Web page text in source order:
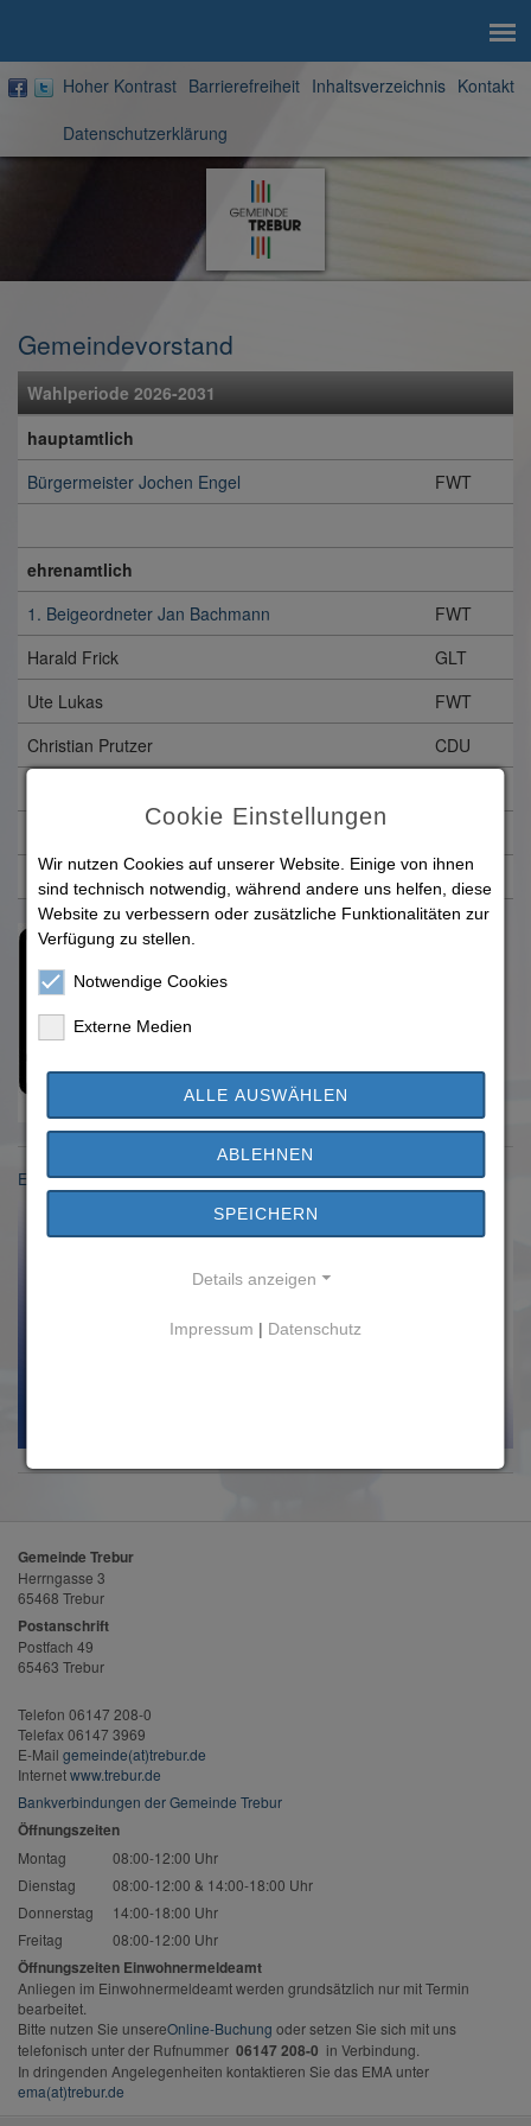
Hoher Kontrast Barrierefreiheit Inhaltsverzeichnis Kontakt
Datenschutzerklärung
Zur
Startseite
Gemeindevorstand
Wahlperiode 2026-2031
hauptamtlich
Bürgermeister Jochen Engel
FWT
ehrenamtlich
1. Beigeordneter Jan Bachmann
FWT
Harald Frick
GLT
Ute Lukas
FWT
Christian Prutzer
CDU
Claudia Zorbach-Lammert
FWT
Einwohnermeldeamt
Gemeinde Trebur
Herrngasse 3
65468 Trebur
Postanschrift
Postfach 49
65463 Trebur
Telefon 06147 208-0
Telefax 06147 3969
E-Mail gemeinde(at)trebur.de
Internetwww.trebur.de
Bankverbindungen der Gemeinde Trebur
Öffnungszeiten
Montag
08:00-12:00 Uhr
Dienstag
08:00-12:00 & 14:00-18:00 Uhr
Donnerstag
14:00-18:00 Uhr
Freitag
08:00-12:00 Uhr
Öffnungszeiten Einwohnermeldeamt
Anliegen im Einwohnermeldeamt werden grundsätzlich nur mit Termin
bearbeitet.
Bitte nutzen Sie unsereOnline-Buchung oder setzen Sie sich mit uns
telefonisch unter der Rufnummer 06147 208-0 in Verbindung.
In dringenden Angelegenheiten kontaktieren Sie das EMA unter
ema(at)trebur.de
Cookie Einstellungen
Wir nutzen Cookies auf unserer Website. Einige von ihnen
sind technisch notwendig, während andere uns helfen, diese
Website zu verbessern oder zusätzliche Funktionalitäten zur
Verfügung zu stellen.
Notwendige Cookies
Externe Medien
ALLE AUSWÄHLEN
ABLEHNEN
SPEICHERN
Details anzeigen
Impressum | Datenschutz